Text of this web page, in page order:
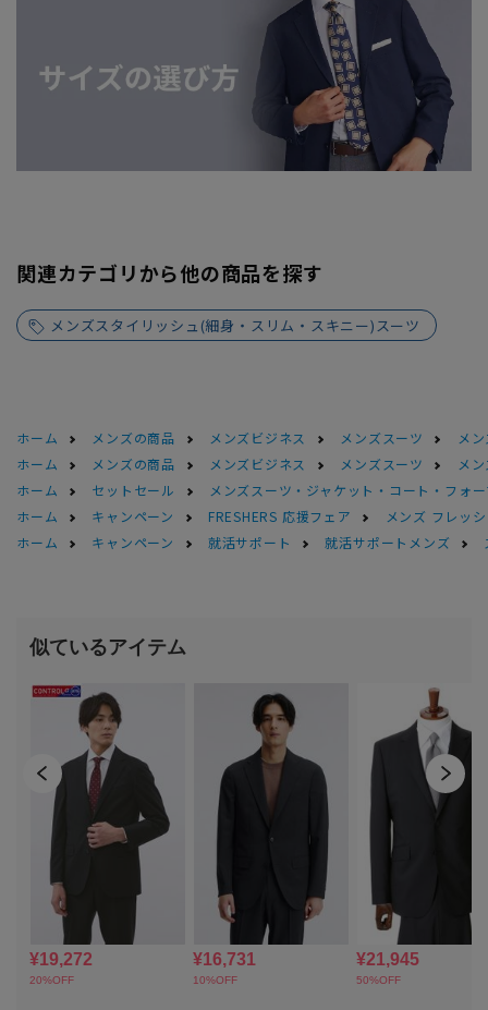
関連カテゴリから他の商品を探す
メンズスタイリッシュ(細身・スリム・スキニー)スーツ
ホーム メンズの商品 メンズビジネス メンズスーツ
メ
ホーム
メンズの商品 メンズビジネス メンズスーツ
メ
ホーム
セットセール
メンズスーツ・ジャケット・コート・フォ
ホーム
キャンペーン FRESHERS 応援フェア
メンズ フレッ
ホーム
キャンペーン 就活サポート 就活サポートメンズ